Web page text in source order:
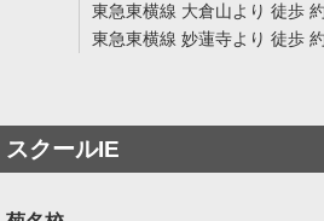
東急東横線 大倉山より 徒歩
東急東横線 妙蓮寺より 徒歩
スクールIE